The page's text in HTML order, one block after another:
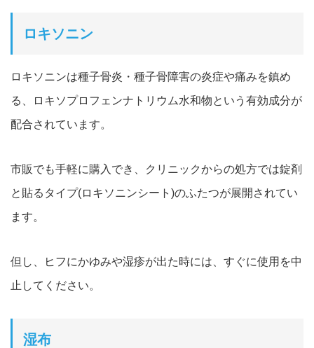
ロキソニン
ロキソニンは種子骨炎・種子骨障害の炎症や痛みを鎮め
る、ロキソプロフ ェンナトリウム水和物という有効成分が
配合されています。
市販でも手軽に購入でき、クリニックからの処方では錠剤
と貼るタイプ(ロキソニンシート)のふたつが展開されてい
ます。
但し、ヒフにかゆみや湿疹が出た時には、すぐに使用を中
止してください。
湿布